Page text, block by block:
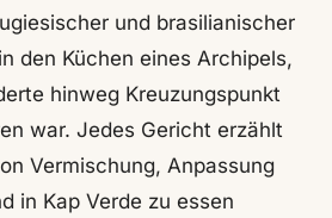
und brasilianischer
den Küchen eines Archipels,
hinweg Kreuzungspunkt
war. Jedes Gericht erzählt
Vermischung, Anpassung
in Kap Verde zu essen